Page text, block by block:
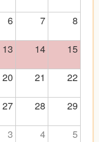
6 7 8
13 14
15
20 21
22
27 28
29
3 4 5